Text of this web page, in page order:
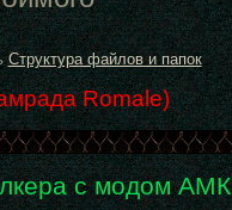
Структура файлов и папок
Romale)
с модом АМК